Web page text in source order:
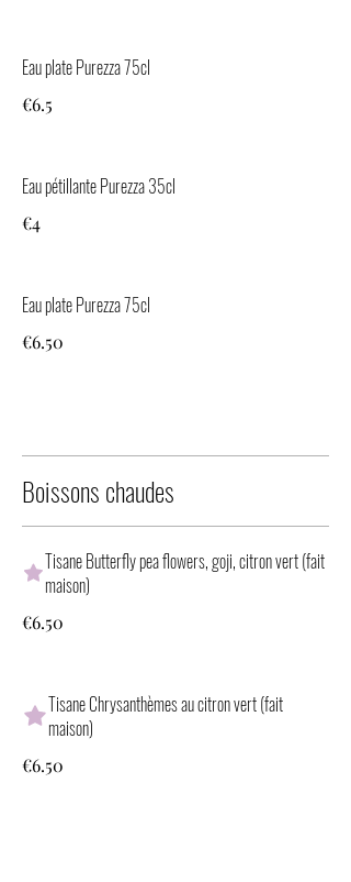
Eau plate Purezza 75cl
€6.5
Eau pétillante Purezza 35cl
€4
Eau plate Purezza 75cl
€6.50
Boissons chaudes
Tisane Butterfly pea flowers, goji, citron vert (fait
maison)
€6.50
Tisane Chrysanthèmes au citron vert (fait
maison)
€6.50